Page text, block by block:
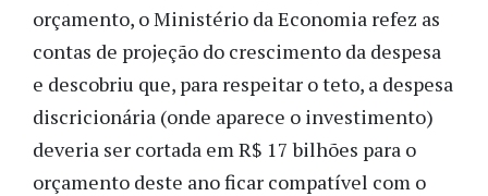
orçamento, o Ministério da Economia refez as
contas de projeção do crescimento da despesa
e descobriu que, para respeitar o teto, a despesa
discricionária (onde aparece o investimento)
deveria ser cortada em R$ 17 bilhões para o
orçamento deste ano ficar compatível com o